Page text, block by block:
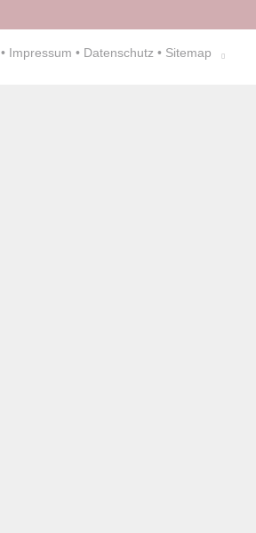
• Impressum • Datenschutz • Sitemap